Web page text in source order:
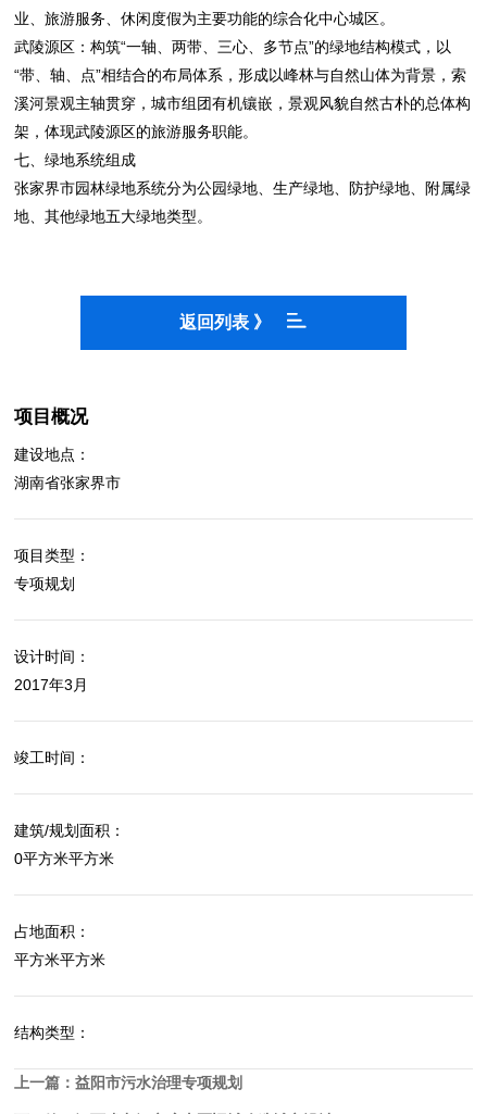
业、旅游服务、休闲度假为主要功能的综合化中心城区。
武陵源区：构筑“一轴、两带、三心、多节点”的绿地结构模式，以
“带、轴、点”相结合的布局体系，形成以峰林与自然山体为背景，索
溪河景观主轴贯穿，城市组团有机镶嵌，景观风貌自然古朴的总体构
架，体现武陵源区的旅游服务职能。
七、绿地系统组成
张家界市园林绿地系统分为公园绿地、生产绿地、防护绿地、附属绿
地、其他绿地五大绿地类型。
返回列表 》
项目概况
建设地点：
湖南省张家界市
项目类型：
专项规划
设计时间：
2017年3月
竣工时间：
建筑/规划面积：
0平方米平方米
占地面积：
平方米平方米
结构类型：
上一篇：益阳市污水治理专项规划